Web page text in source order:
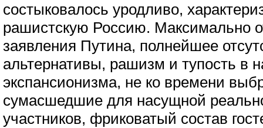
состыковалось уродливо,
рашистскую Россию. Максимально
заявления Путина, полнейшее
альтернативы, рашизм и тупость в
экспансионизма, не ко времени
сумасшедшие для насущной
участников, фриковатый состав